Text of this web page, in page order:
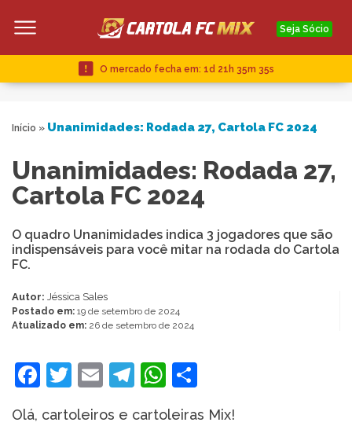
Seja Sócio
O mercado fecha em: 1d 21h 35m 34s
Início » Unanimidades: Rodada 27, Cartola FC 2024
Unanimidades: Rodada 27,
Cartola FC 2024
O quadro Unanimidades indica 3 jogadores que são
indispensáveis para você mitar na rodada do Cartola
FC.
Autor: Jéssica Sales
Postado em: 19 de setembro de 2024
Atualizado em: 26 de setembro de 2024
Facebook
Twitter
EmailTelegram
WhatsApp
Olá, cartoleiros e cartoleiras Mix!